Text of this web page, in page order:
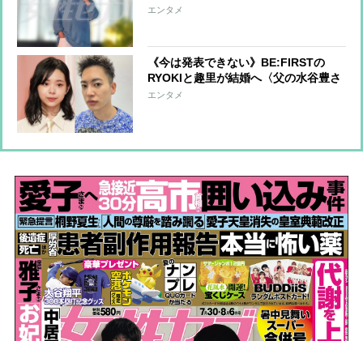
三山凌輝のスキャンダルに“許せな
エンタメ
《今は発表できない》BE:FIRSTの
RYOKIと趣里が結婚へ〈父の水谷豊さ
んがかなり動揺している〉
エンタメ